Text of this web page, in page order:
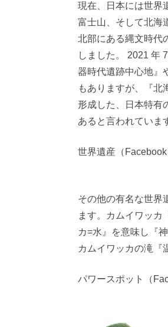
現在、日本には世界
富士山、そして北海
北部にある縄文時代
しました。 2021 年
器時代遺跡中心地』
もありますが、『北
形成した、日本特有
あると言われていま
世界遺産（Facebook
その他の有名な世界
ます。カムイワッカ
カ=水』を意味し『
カムイワッカの滝『
パワースポット（